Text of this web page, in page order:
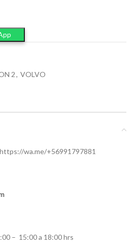
2, VOLVO
wa.me/+56991797881
– 15:00 a 18:00 hrs